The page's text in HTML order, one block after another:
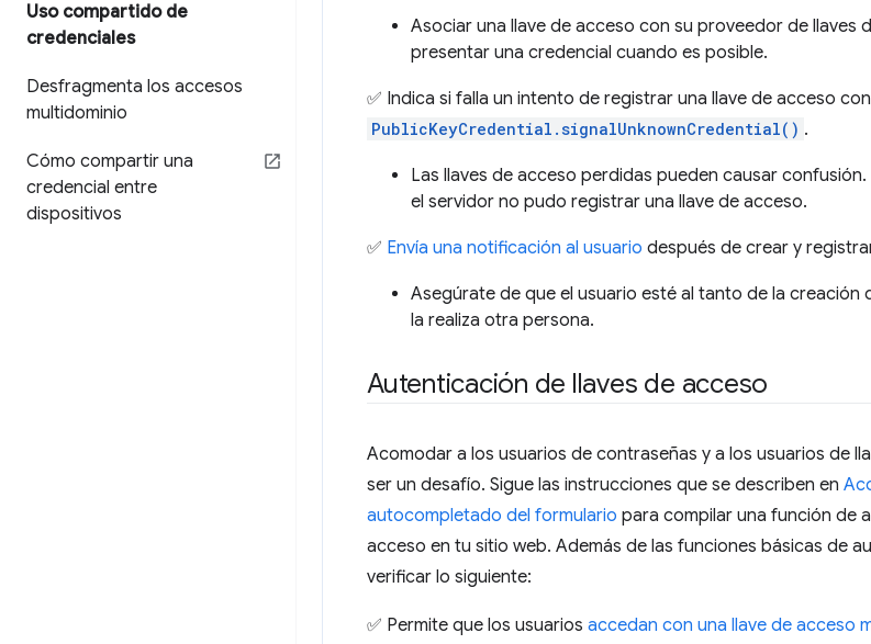
Uso compartido de
credenciales
Desfragmenta los accesos
multidominio
Cómo compartir una
credencial entre
dispositivos
Asociar una llave de acceso con su proveedor de llaves
presentar una credencial cuando es posible.
✅ Indica si falla un intento de registrar una llave de acceso con
PublicKeyCredential.signalUnknownCredential() .
Las llaves de acceso perdidas pueden causar
el servidor no pudo registrar una llave de acceso.
✅ Envía una notificación al usuario después de crear y
Asegúrate de que el usuario esté al tanto de la creación
la realiza otra persona.
Autenticación de llaves de acceso
Acomodar a los usuarios de contraseñas y a los usuarios de
ser un desafío. Sigue las instrucciones que se describen en
autocompletado del formulario para compilar una función de
acceso en tu sitio web. Además de las funciones básicas de
verificar lo siguiente:
✅ Permite que los usuarios accedan con una llave de acceso